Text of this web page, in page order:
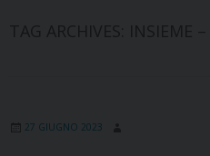
27 GIUGNO 2023